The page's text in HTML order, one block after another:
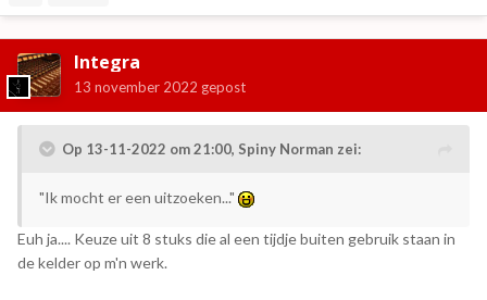
Integra
13 november 2022 gepost
Op 13-11-2022 om 21:00, Spiny Norman zei:
"Ik mocht er een uitzoeken..."
Euh ja.... Keuze uit 8 stuks die al een tijdje buiten gebruik staan in
de kelder op m'n werk.